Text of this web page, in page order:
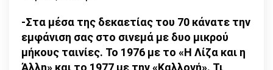
-Στα μέσα της δεκαετίας του 70 κάνατε την
εμφάνιση σας στο σινεμά με δυο μικρού
μήκους ταινίες. Το 1976 με το «Η Λίζα και η